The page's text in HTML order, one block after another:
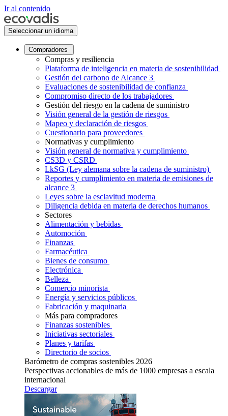
Ir al contenido
Seleccionar un idioma
Compradores
Compras y resiliencia
Plataforma de inteligencia en materia de sostenibilidad
Gestión del carbono de Alcance 3
Evaluaciones de sostenibilidad de confianza
Compromiso directo de los trabajadores
Gestión del riesgo en la cadena de suministro
Visión general de la gestión de riesgos
Mapeo y declaración de riesgos
Cuestionario para proveedores
Normativas y cumplimiento
Visión general de normativa y cumplimiento
CS3D y CSRD
LkSG (Ley alemana sobre la cadena de suministro)
Reportes y cumplimiento en materia de emisiones de
alcance 3
Leyes sobre la esclavitud moderna
Diligencia debida en materia de derechos humanos
Sectores
Alimentación y bebidas
Automoción
Finanzas
Farmacéutica
Bienes de consumo
Electrónica
Belleza
Comercio minorista
Energía y servicios públicos
Fabricación y maquinaria
Más para compradores
Finanzas sostenibles
Iniciativas sectoriales
Planes y tarifas
Directorio de socios
Barómetro de compras sostenibles 2026
Perspectivas accionables de más de 1000 empresas a escala
internacional
Descargar